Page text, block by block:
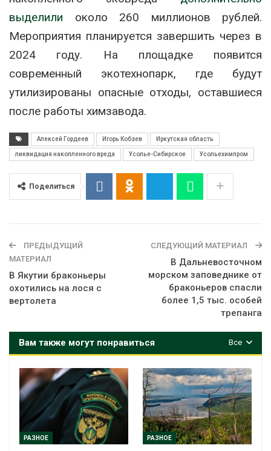
выделили около 260 миллионов рублей.
Мероприятия планируется завершить через в
2024 году. На площадке появится
современный экотехнопарк, где будут
утилизированы опасные отходы, оставшиеся
после работы химзавода.
Алексей Гордеев Игорь Кобзев Иркутская область
ликвидация накопленного вреда Усолье-Сибирское Усольехимпром
Поделиться
ПРЕДЫДУЩИЙ
МАТЕРИАЛ
В Якутии браконьеры
охотились на лося с
вертолета
СЛЕДУЮЩИЙ МАТЕРИАЛ
В Дальневосточном
морском заповеднике от
браконьеров спасли
более 1,5 тыс. особей
трепанга
Все
Вам также могут понравиться
РАЗНОЕ РАЗНОЕ